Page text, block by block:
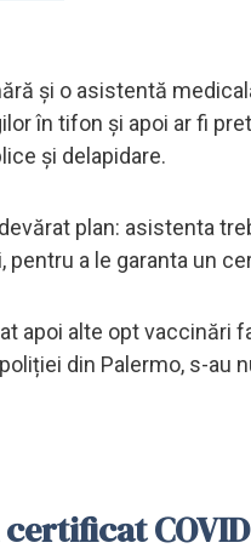
și o asistentă
în tifon și apoi ar fi
și delapidare.
plan: asistenta
pentru a le garanta un
apoi alte opt vaccinări
din Palermo, s-au